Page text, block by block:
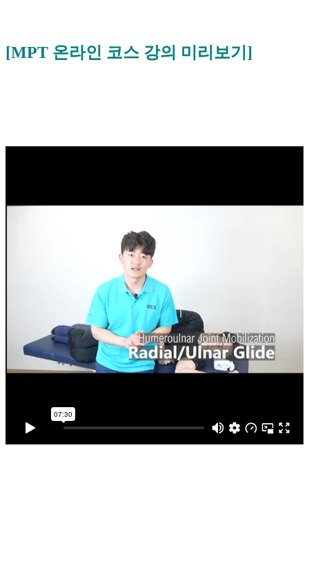
[MPT 온라인 코스 강의 미리보기]